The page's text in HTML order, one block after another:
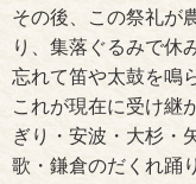
その後、この祭礼が
り、集落ぐるみで休
忘れて笛や太鼓を鳴
これが現在に受け継
ぎり・安波・大杉・
歌・鎌倉のだくれ踊